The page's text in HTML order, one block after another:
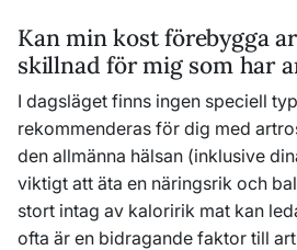
Kan min kost förebygga
skillnad för mig som har
I dagsläget finns ingen speciell
rekommenderas för dig med
den allmänna hälsan (inklusive
viktigt att äta en näringsrik och
stort intag av kaloririk mat kan
ofta är en bidragande faktor till